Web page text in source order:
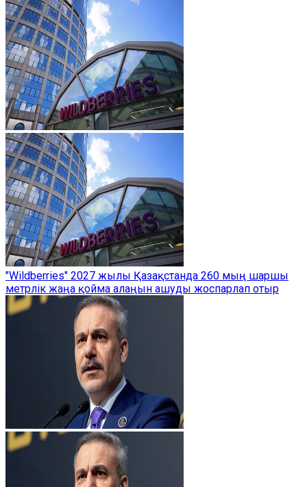
"Wildberries" 2027 жылы Қазақстанда 260 мың шаршы
метрлік жаңа қойма алаңын ашуды жоспарлап отыр